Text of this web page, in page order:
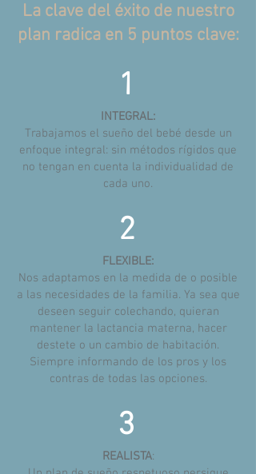
La clave del éxito de nuestro
plan radica en 5 puntos clave:
1
INTEGRAL:
Trabajamos el sueño del bebé desde un
enfoque integral: sin métodos rígidos que
no tengan en cuenta la individualidad de
cada uno.
2
FLEXIBLE:
Nos adaptamos en la medida de o posible
a las necesidades de la familia. Ya sea que
deseen seguir colechando, quieran
mantener la lactancia materna, hacer
destete o un cambio de habitación.
Siempre informando de los pros y los
contras de todas las opciones.
3
REALISTA: